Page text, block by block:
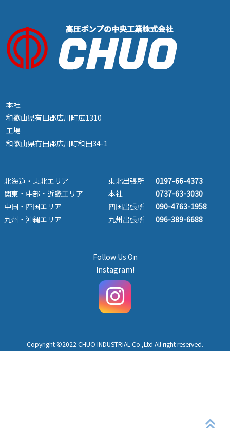
本社
和歌山県有田郡広川町広1310
工場
和歌山県有田郡広川町和田34-1
北海道・東北エリア 東北出張所
0197-66-4373
関東・中部・近畿エリア
本社
0737-63-3030
中国・四国エリア
四国出張所
090-4763-1958
九州・沖縄エリア
九州出張所 096-389-6688
Follow Us On
Instagram!
Copyright ©2022 CHUO INDUSTRIAL Co.,Ltd All right reserved.